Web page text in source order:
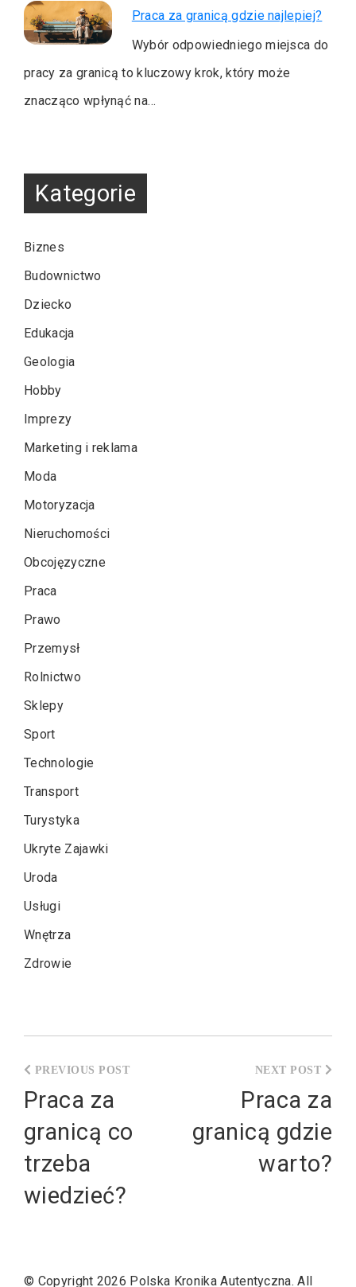
Praca za granicą gdzie najlepiej?
Wybór odpowiedniego miejsca do
pracy za granicą to kluczowy krok, który może
znacząco wpłynąć na…
Kategorie
Biznes
Budownictwo
Dziecko
Edukacja
Geologia
Hobby
Imprezy
Marketing i reklama
Moda
Motoryzacja
Nieruchomości
Obcojęzyczne
Praca
Prawo
Przemysł
Rolnictwo
Sklepy
Sport
Technologie
Transport
Turystyka
Ukryte Zajawki
Uroda
Usługi
Wnętrza
Zdrowie
wpisu
Praca za
granicą co
trzeba
wiedzieć?
Praca za
granicą gdzie
warto?
© Copyright 2026 Polska Kronika Autentyczna. All